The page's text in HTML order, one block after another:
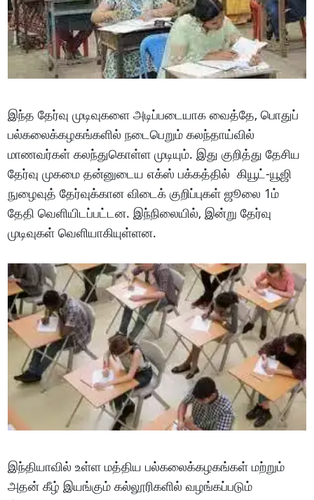
இந்த தேர்வு முடிவுகளை அடிப்படையாக வைத்தே, பொதுப்
பல்கலைக்கழகங்களில் நடைபெறும் கலந்தாய்வில்
மாணவர்கள் கலந்துகொள்ள முடியும். இது குறித்து தேசிய
தேர்வு முகமை தன்னுடைய எக்ஸ் பக்கத்தில் கியூட்-யூஜி
நுழைவுத் தேர்வுக்கான விடைக் குறிப்புகள் ஜூலை 1ம்
தேதி வெளியிடப்பட்டன. இந்நிலையில், இன்று தேர்வு
முடிவுகள் வெளியாகியுள்ளன.
இந்தியாவில் உள்ள மத்திய பல்கலைக்கழகங்கள் மற்றும்
அதன் கீழ் இயங்கும் கல்லூரிகளில் வழங்கப்படும்